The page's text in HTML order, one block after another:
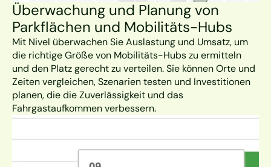
Überwachung und Planung von
Parkflächen und Mobilitäts-Hubs
Mit Nivel überwachen Sie Auslastung und Umsatz, um
die richtige Größe von Mobilitäts-Hubs zu ermitteln
und den Platz gerecht zu verteilen. Sie können Orte und
Zeiten vergleichen, Szenarien testen und Investitionen
planen, die die Zuverlässigkeit und das
Fahrgastaufkommen verbessern.